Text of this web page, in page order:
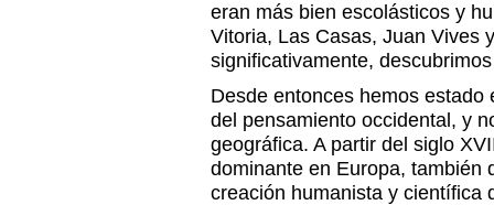
eran más bien escolásticos y
Vitoria, Las Casas, Juan Vives
significativamente,
Desde entonces hemos
del pensamiento occidental, y
geográfica. A partir del siglo
dominante en Europa, también
creación humanista y científica